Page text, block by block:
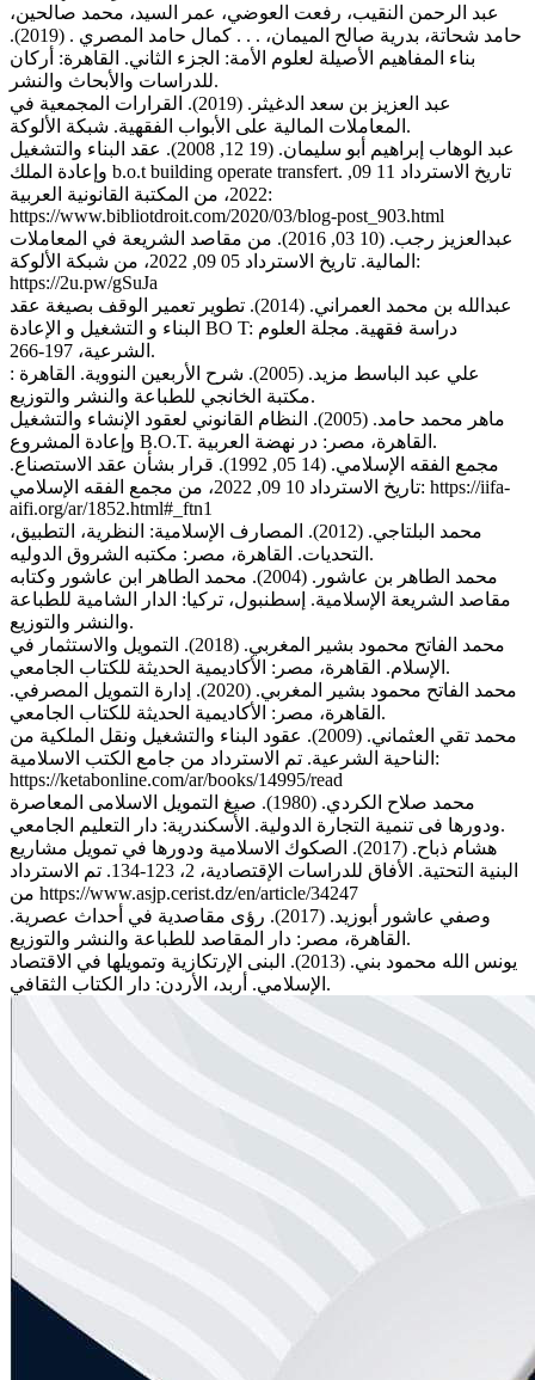
عبد الرحمن النقيب، رفعت العوضي، عمر السيد، محمد صالحين،
حامد شحاتة، بدرية صالح الميمان، . . . كمال حامد المصري . (2019).
بناء المفاهيم الأصيلة لعلوم الأمة: الجزء الثاني. القاهرة: أركان
للدراسات والأبحاث والنشر.
عبد العزيز بن سعد الدغيثر. (2019). القرارات المجمعية في
المعاملات المالية على الأبواب الفقهية. شبكة الألوكة.
عبد الوهاب إبراهيم أبو سليمان. (19 12, 2008). عقد البناء والتشغيل
وإعادة الملك b.o.t building operate transfert. تاريخ الاسترداد 11 09,
2022، من المكتبة القانونية العربية:
https://www.bibliotdroit.com/2020/03/blog-post_903.html
عبدالعزيز رجب. (10 03, 2016). من مقاصد الشريعة في المعاملات
المالية. تاريخ الاسترداد 05 09, 2022، من شبكة الألوكة:
https://2u.pw/gSuJa
عبدالله بن محمد العمراني. (2014). تطوير تعمير الوقف بصيغة عقد
البناء و التشغيل و الإعادة BO T: دراسة فقهية. مجلة العلوم
الشرعية، 197-266.
علي عبد الباسط مزيد. (2005). شرح الأربعين النووية. القاهرة :
مكتبة الخانجي للطباعة والنشر والتوزيع.
ماهر محمد حامد. (2005). النظام القانوني لعقود الإنشاء والتشغيل
وإعادة المشروع B.O.T. القاهرة، مصر: در نهضة العربية.
مجمع الفقه الإسلامي. (14 05, 1992). قرار بشأن عقد الاستصناع.
تاريخ الاسترداد 10 09, 2022، من مجمع الفقه الإسلامي: https://iifa-
aifi.org/ar/1852.html#_ftn1
محمد البلتاجي. (2012). المصارف الإسلامية: النظرية، التطبيق،
التحديات. القاهرة، مصر: مكتبه الشروق الدوليه.
محمد الطاهر بن عاشور. (2004). محمد الطاهر ابن عاشور وكتابه
مقاصد الشريعة الإسلامية. إسطنبول، تركيا: الدار الشامية للطباعة
والنشر والتوزيع.
محمد الفاتح محمود بشير المغربي. (2018). التمويل والاستثمار في
الإسلام. القاهرة، مصر: الأكاديمية الحديثة للكتاب الجامعي.
محمد الفاتح محمود بشير المغربي. (2020). إدارة التمويل المصرفي.
القاهرة، مصر: الأكاديمية الحديثة للكتاب الجامعي.
محمد تقي العثماني. (2009). عقود البناء والتشغيل ونقل الملكية من
الناحية الشرعية. تم الاسترداد من جامع الكتب الاسلامية:
https://ketabonline.com/ar/books/14995/read
محمد صلاح الكردي. (1980). صيغ التمويل الاسلامى المعاصرة
ودورها فى تنمية التجارة الدولية. الأسكندرية: دار التعليم الجامعي.
هشام ذباح. (2017). الصكوك الاسلامية ودورها في تمويل مشاريع
البنية التحتية. الأفاق للدراسات الإقتصادية، 2، 123-134. تم الاسترداد
من https://www.asjp.cerist.dz/en/article/34247
وصفي عاشور أبوزيد. (2017). رؤى مقاصدية في أحداث عصرية.
القاهرة، مصر: دار المقاصد للطباعة والنشر والتوزيع.
يونس الله محمود بني. (2013). البنى الإرتكازية وتمويلها في الاقتصاد
الإسلامي. أربد، الأردن: دار الكتاب الثقافي.